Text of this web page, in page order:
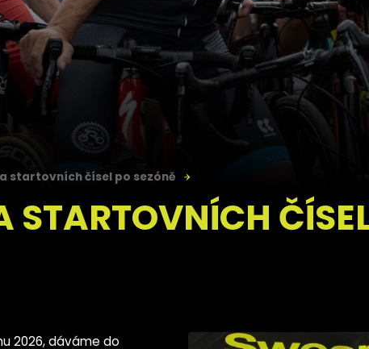
startovních čísel po sezóně
STARTOVNÍCH
2026, dáváme do